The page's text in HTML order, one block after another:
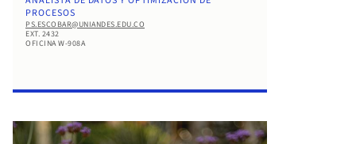
PROCESOS
PS.ESCOBAR@UNIANDES.EDU.CO
EXT. 2432
OFICINA W-908A